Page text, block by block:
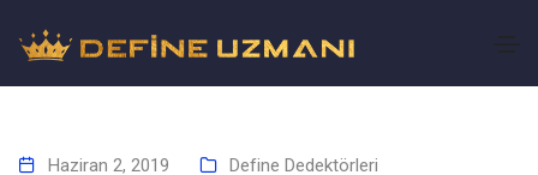
Haziran 2, 2019
Define Dedektörleri